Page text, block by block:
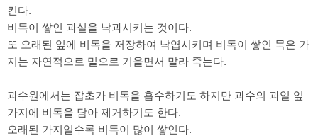
킨다.
비독이 쌓인 과실을 낙과시키는 것이다.
또 오래된 잎에 비독을 저장하여 낙엽시키며 비독이 쌓인 묵은 가
지는 자연적으로 밑으로 기울면서 말라 죽는다.
과수원에서는 잡초가 비독을 흡수하기도 하지만 과수의 과일 잎
가지에 비독을 담아 제거하기도 한다.
오래된 가지일수록 비독이 많이 쌓인다.